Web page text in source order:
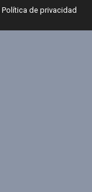
Política de privacidad